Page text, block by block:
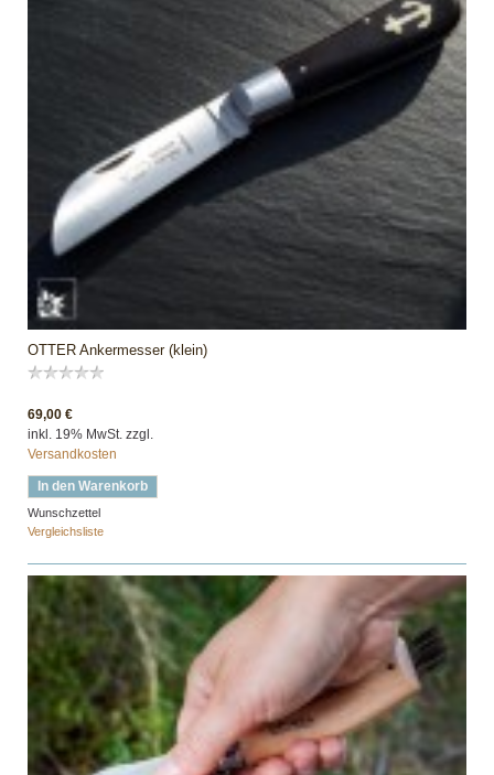
OTTER Ankermesser (klein)
69,00 €
inkl. 19% MwSt. zzgl.
Versandkosten
In den Warenkorb
Wunschzettel
Vergleichsliste